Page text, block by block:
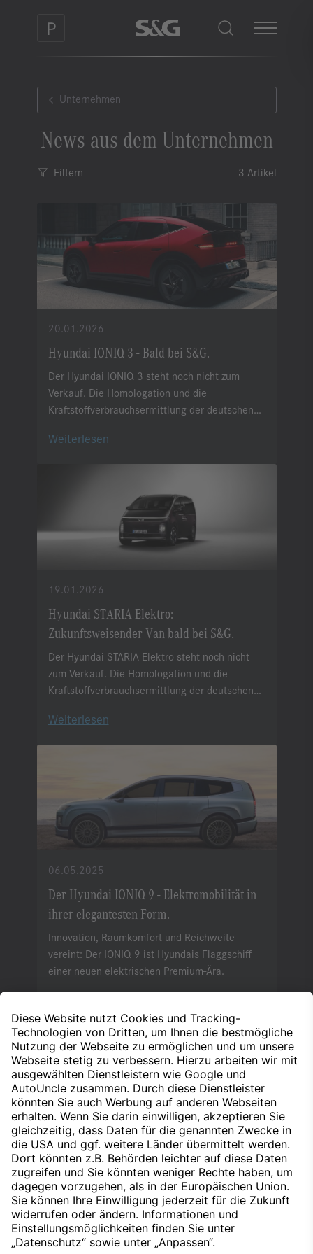
Unternehmen
News aus dem Unternehmen
Filtern 3 Artikel
Sortierung
Neueste zuerst
20.01.2026
Hyundai IONIQ 3 - Bald bei S&G.
Der Hyundai IONIQ 3 steht noch nicht zum
Verkauf. Die Homologation und die
Kraftstoffverbrauchsermittlung der deutschen
Markteinführung.
Weiterlesen
19.01.2026
Hyundai STARIA Elektro:
Zukunftsweisender Van bald bei S&G.
Der Hyundai STARIA Elektro steht noch nicht
zum Verkauf. Die Homologation und die
Kraftstoffverbrauchsermittlung der deutschen
Markteinführung.
Weiterlesen
06.05.2025
Der Hyundai IONIQ 9 - Elektromobilität in
ihrer elegantesten Form.
Innovation, Raumkomfort und Reichweite
vereint: Der IONIQ 9 ist Hyundais Flaggschiff
einer neuen elektrischen Premium-Ära.
Elektro: Energieverbrauch kombiniert: 20,6-
19,9 kWh/100 km| CO2-Emissionen
kombiniert:0 g/km|CO2-Klasse:A